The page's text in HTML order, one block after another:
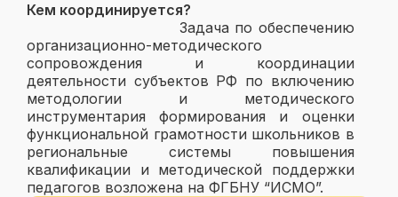
Кем координируется?
Задача по обеспечению
организационно-методического
сопровождения и координации
деятельности субъектов РФ по включению
методологии и методического
инструментария формирования и оценки
функциональной грамотности школьников в
региональные системы повышения
квалификации и методической поддержки
педагогов возложена на ФГБНУ “ИСМО”.